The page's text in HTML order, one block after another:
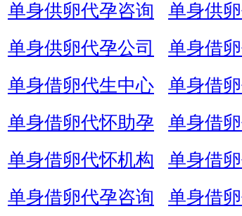
单身供卵代孕咨询
单身供
单身供卵代孕公司
单身借
单身借卵代生中心
单身借
单身借卵代怀助孕
单身借
单身借卵代怀机构
单身借
单身借卵代孕咨询
单身借